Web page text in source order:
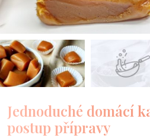
Jednoduché domácí
postup přípravy